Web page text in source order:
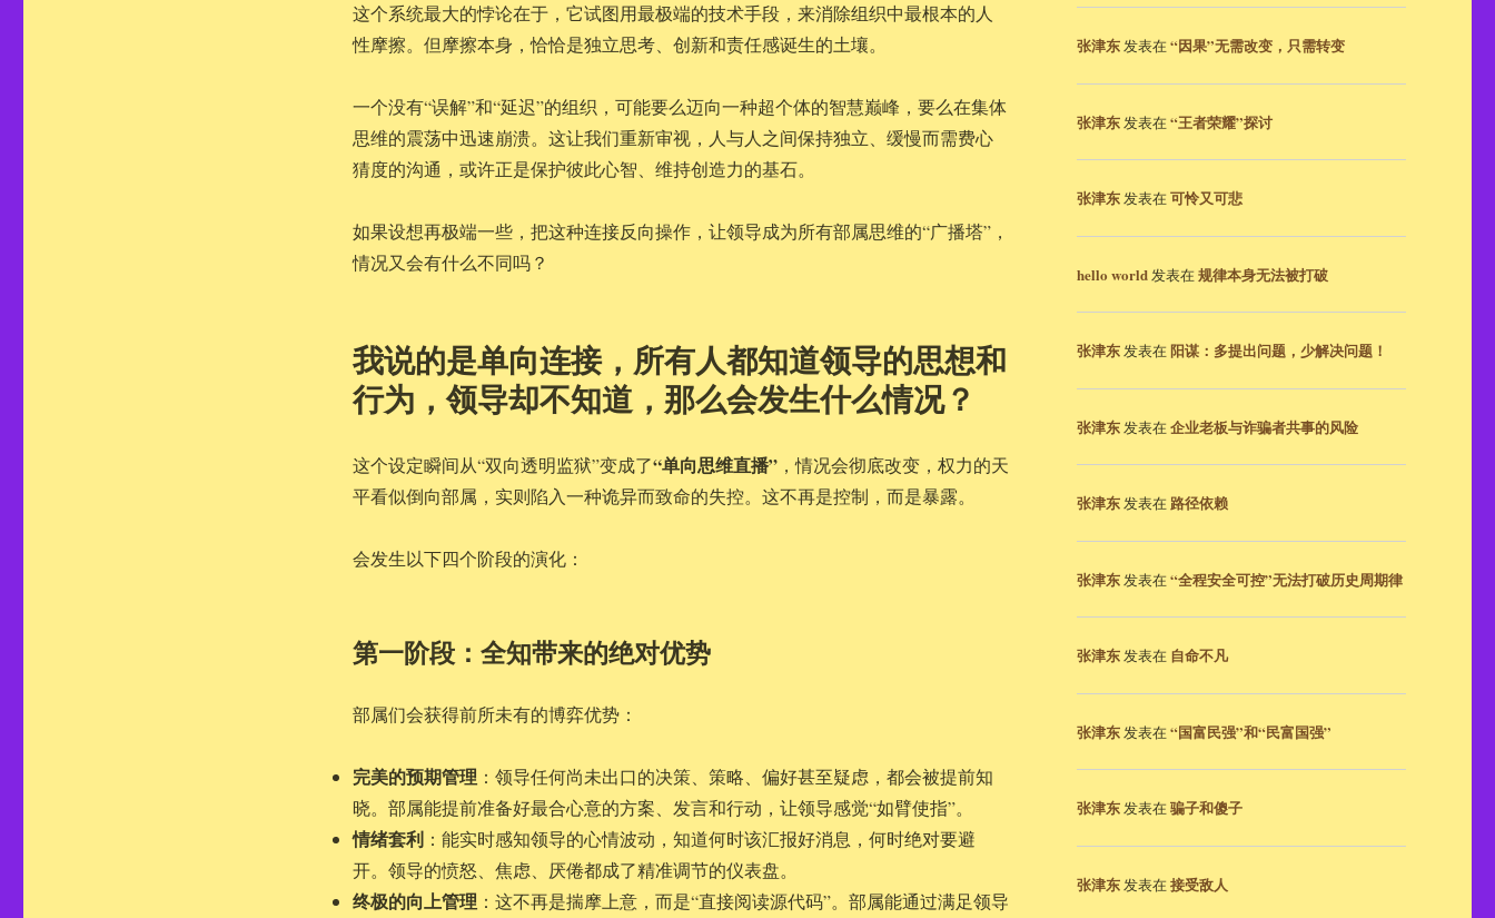
这个系统最大的悖论在于，它试图用最极端的技术手段，来消除组织中最根本的人
性摩擦。但摩擦本身，恰恰是独立思考、创新和责任感诞生的土壤。
一个没有“误解”和“延迟”的组织，可能要么迈向一种超个体的智慧巅峰，要么在集体
思维的震荡中迅速崩溃。这让我们重新审视，人与人之间保持独立、缓慢而需费心
猜度的沟通，或许正是保护彼此心智、维持创造力的基石。
如果设想再极端一些，把这种连接反向操作，让领导成为所有部属思维的“广播塔”，
情况又会有什么不同吗？
我说的是单向连接，所有人都知道领导的思想和
行为，领导却不知道，那么会发生什么情况？
这个设定瞬间从“双向透明监狱”变成了“单向思维直播”，情况会彻底改变，权力的天
平看似倒向部属，实则陷入一种诡异而致命的失控。这不再是控制，而是暴露。
会发生以下四个阶段的演化：
第一阶段：全知带来的绝对优势
部属们会获得前所未有的博弈优势：
完美的预期管理 ：领导任何尚未出口的决策、策略、偏好甚至疑虑，都会被提前知
晓。部属能提前准备好最合心意的方案、发言和行动，让领导感觉“如臂使指”。
情绪套利：能实时感知领导的心情波动，知道何时该汇报好消息，何时绝对要避
开。领导的愤怒、焦虑、厌倦都成了精准调节的仪表盘。
终极的向上管理 ：这不再是揣摩上意，而是“直接阅读源代码”。部属能通过满足领导
张津东发表在“因果”无需改变，只需转变
张津东发表在“王者荣耀”探讨
张津东发表在可怜又可悲
hello world发表在规律本身无法被打破
张津东发表在阳谋：多提出问题，少解决问题！
张津东发表在企业老板与诈骗者共事的风险
张津东发表在 路径依赖
张津东发表在“全程安全可控”无法打破历史周期律
张津东发表在 自命不凡
张津东发表在“国富民强”和“民富国强”
张津东发表在骗子和傻子
张津东发表在接受敌人